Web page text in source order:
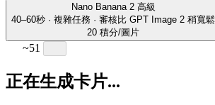
Nano Banana 2 高級
40–60秒 · 複雜任務 · 審核比 GPT Image 2 稍寬鬆
20 積分/圖片
~51
正在生成卡片...